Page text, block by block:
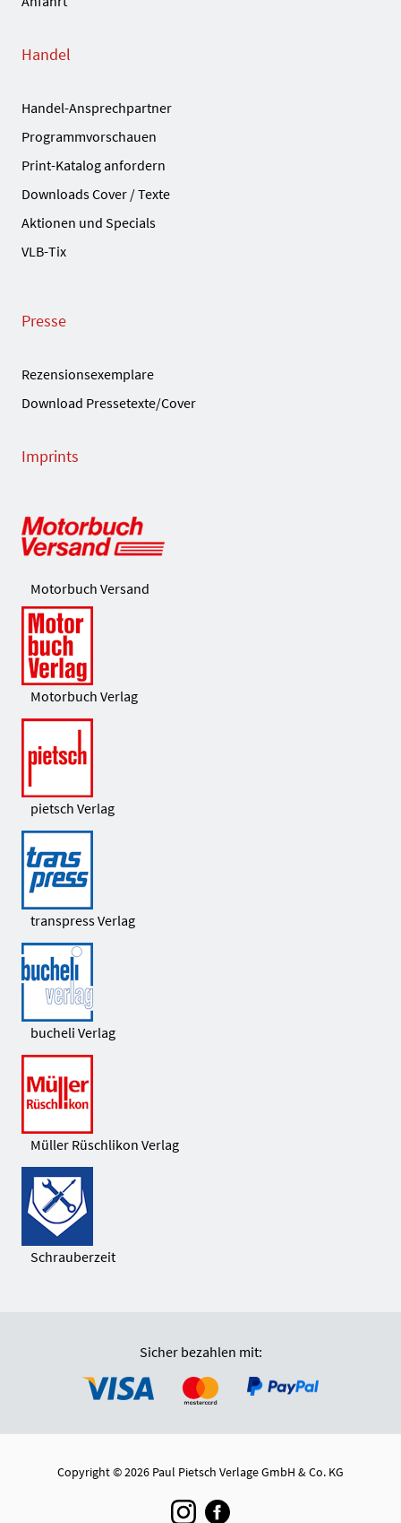
Handel
Handel-Ansprechpartner
Programmvorschauen
Print-Katalog anfordern
Downloads Cover / Texte
Aktionen und Specials
VLB-Tix
Presse
Rezensionsexemplare
Download Pressetexte/Cover
Imprints
Motorbuch Versand
Motorbuch Verlag
pietsch Verlag
transpress Verlag
bucheli Verlag
Müller Rüschlikon Verlag
Schrauberzeit
Sicher bezahlen mit:
Copyright © 2026 Paul Pietsch Verlage GmbH & Co. KG